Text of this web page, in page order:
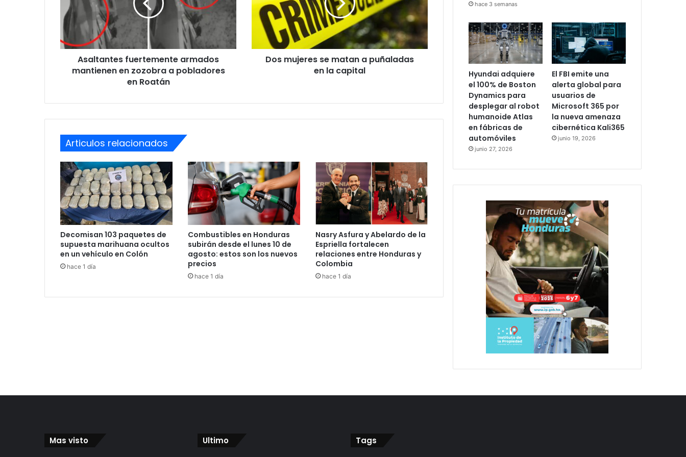
zozobra
pobladores
en
RoatánAsaltantes fuertemente armados
mantienen en zozobra a pobladores
en Roatán
a
puñaladas
capital
Dos mujeres se matan a puñaladas
en la capital
Articulos relacionados
Decomisan 103 paquetes de
supuesta marihuana ocultos
en un vehículo en Colón
hace 1 día
Combustibles en Honduras
subirán desde el lunes 10 de
agosto: estos son los nuevos
precios
hace 1 día
Nasry Asfura y Abelardo de la
Espriella fortalecen
relaciones entre Honduras y
Colombia
hace 1 día
hace 3 semanas
Hyundai adquiere
el 100% de Boston
Dynamics para
desplegar al robot
humanoide Atlas
en fábricas de
automóviles
junio 27, 2026
El FBI emite una
alerta global para
usuarios de
Microsoft 365 por
la nueva amenaza
cibernética Kali365
junio 19, 2026
Mas visto Ultimo Tags